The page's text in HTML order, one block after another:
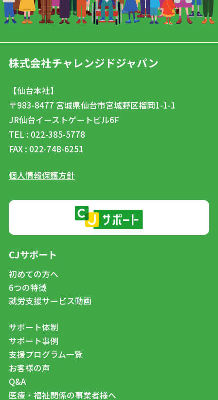
株式会社チャレンジドジャパン
【仙台本社】
〒983-8477 宮城県仙台市宮城野区榴岡1-1-1
JR仙台イーストゲートビル6F
TEL : 022-385-5778
FAX : 022-748-6251
個人情報保護方針
CJサポート
初めての方へ
6つの特徴
就労支援サービス動画
サポート体制
サポート事例
支援プログラム一覧
お客様の声
Q&A
医療・福祉関係の事業者様へ